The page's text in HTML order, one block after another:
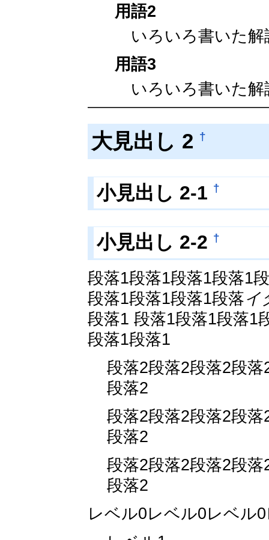
用語2
いろいろ書いた
用語3
いろいろ書いた
大見出し 2 †
小見出し 2-1 †
小見出し 2-2 †
段落1段落1段落1段落1
段落1段落1段落1段落イ
段落1 段落1段落1段落1
段落1段落1
段落2段落2段落2段
段落2
段落2段落2段落2段
段落2
段落2段落2段落2段
段落2
レベル0レベル0レベル